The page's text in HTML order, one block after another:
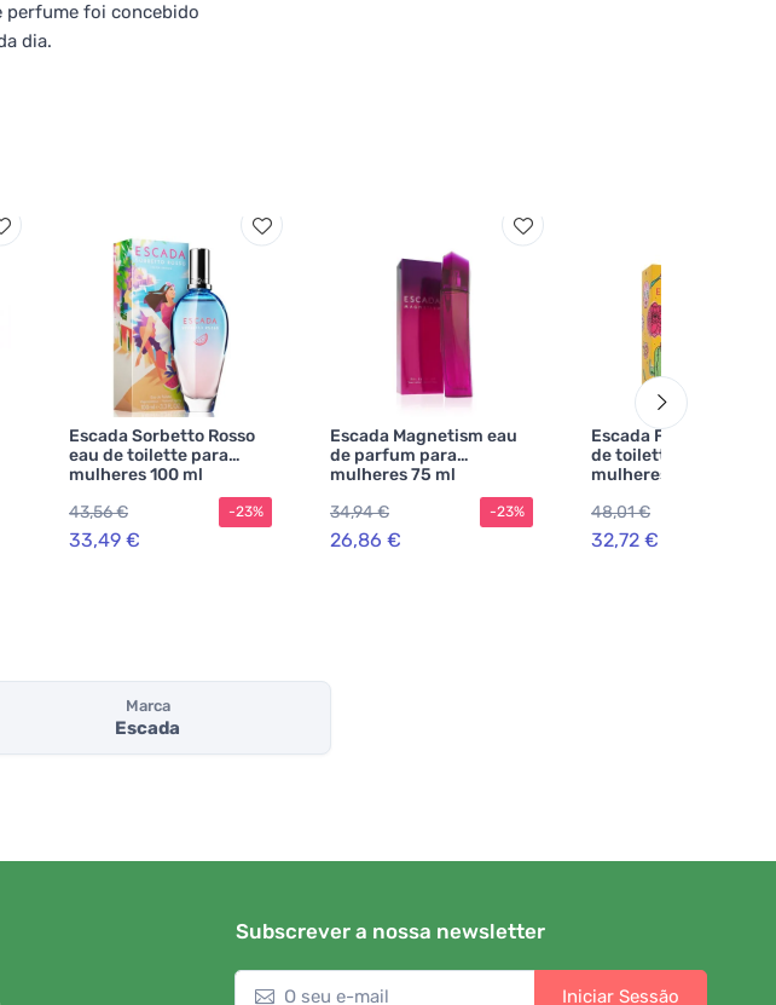
perfume foi concebido
dia.
Escada Sorbetto Rosso
eau de toilette para
mulheres 100 ml
43,56 €
33,49 €
-23%
Escada Magnetism eau
de parfum para
mulheres 75 ml
34,94 €
26,86 €
-23%
Escada Flor del Sol eau
de toilette para
mulheres
48,01 €
32,72 €
Marca
Escada
Subscrever a nossa newsletter
Iniciar Sessão